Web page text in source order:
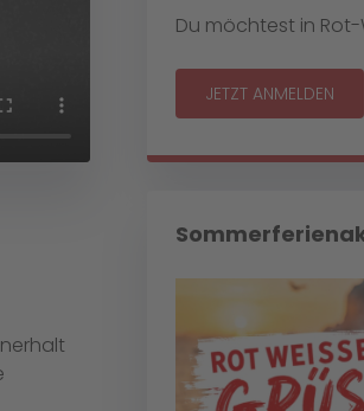
Du möchtest in
JETZT ANMELDEN